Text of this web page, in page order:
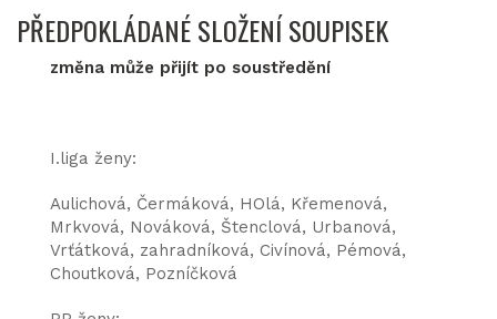
PŘEDPOKLÁDANÉ SLOŽENÍ SOUPISEK
změna může přijít po soustředění
I.liga ženy:
Aulichová, Čermáková, HOlá, Křemenová,
Mrkvová, Nováková, Štenclová, Urbanová,
Vrťátková, zahradníková, Civínová, Pémová,
Choutková, Pozníčková